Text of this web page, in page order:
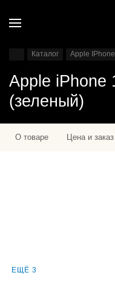
Каталог Apple IPhone
Apple iPhone
(зеленый)
О товаре Цена и заказ
ЕЩЁ 3